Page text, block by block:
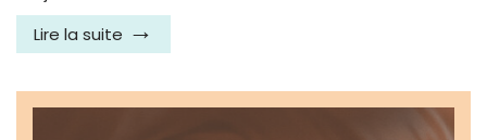
Lire la suite